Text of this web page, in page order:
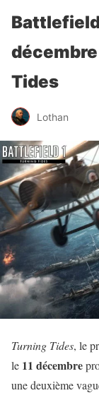
Battlefield
Tides
Lothan
Turning Tides, le
le 11 décembre
une deuxième